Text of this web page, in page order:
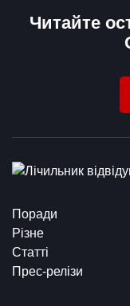
Читайте
Поради
Різне
Статті
Прес-релізи